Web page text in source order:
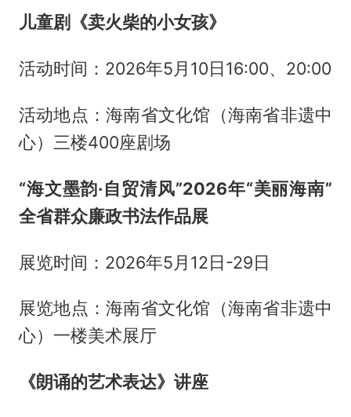
儿童剧《卖火柴的小女孩》
活动时间：2026年5月10日16:00、20:00
活动地点：海南省文化馆（海南省非遗中
心）三楼400座剧场
“海文墨韵·自贸清风”2026年“美丽海南”
全省群众廉政书法作品展
展览时间：2026年5月12日-29日
展览地点：海南省文化馆（海南省非遗中
心）一楼美术展厅
《朗诵的艺术表达》讲座